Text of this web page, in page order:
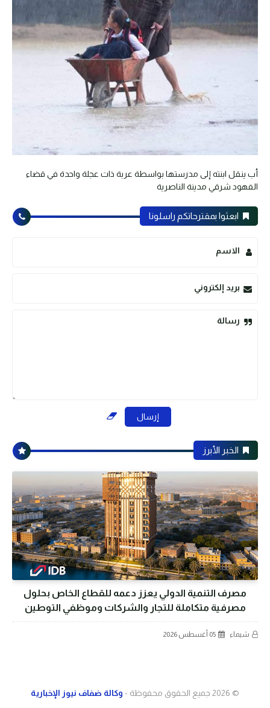
أب ينقل ابنته إلى مدرستها بواسطة عربة ذات عجلة واحدة في قضاء
الفهود شرقي مدينة الناصرية
ابعثوا بمقترحاتكم راسلونا
الاسم
بريد إلكتروني
رسالة
الخبر الأبرز
مصرف التنمية الدولي يعزز دعمه للقطاع الخاص بحلول
مصرفية متكاملة للتجار والشركات وموظفي التوطين
شيماء 05 أغسطس 2026
© 2026 جميع الحقوق محفوظة - وكالة ضفاف نيوز الإخبارية